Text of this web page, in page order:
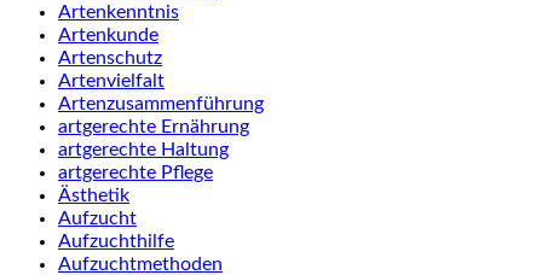
Artenkenntnis
Artenkunde
Artenschutz
Artenvielfalt
Artenzusammenführung
artgerechte Ernährung
artgerechte Haltung
artgerechte Pflege
Ästhetik
Aufzucht
Aufzuchthilfe
Aufzuchtmethoden